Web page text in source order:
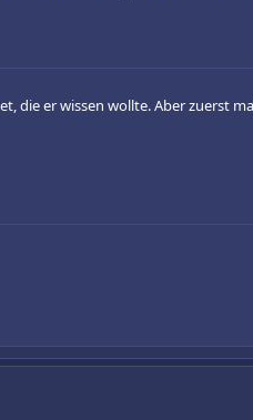
die er wissen wollte. Aber zuerst